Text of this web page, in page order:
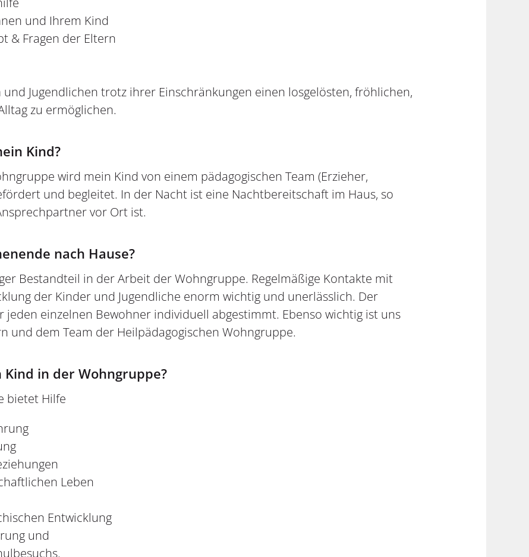
und Ihrem Kind
& Fragen der Eltern
Jugendlichen trotz ihrer Einschränkungen einen losgelösten, fröhlichen,
zu ermöglichen.
Kind?
wird mein Kind von einem pädagogischen Team (Erzieher,
und begleitet. In der Nacht ist eine Nachtbereitschaft im Haus, so
vor Ort ist.
nach Hause?
Bestandteil in der Arbeit der Wohngruppe. Regelmäßige Kontakte mit
der Kinder und Jugendliche enorm wichtig und unerlässlich. Der
einzelnen Bewohner individuell abgestimmt. Ebenso wichtig ist uns
und dem Team der Heilpädagogischen Wohngruppe.
in der Wohngruppe?
bietet Hilfe
Leben
Entwicklung
und